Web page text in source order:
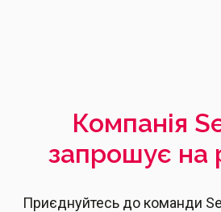
Компанія
запрошує на
Приєднуйтесь до команди